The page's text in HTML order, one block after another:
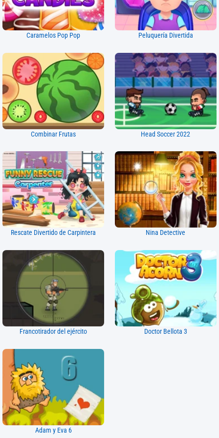
Caramelos Pop Pop Peluquería Divertida
Combinar Frutas Head Soccer 2022
Rescate Divertido de Carpintera Nina Detective
Francotirador del ejército Doctor Bellota 3
Adam y Eva 6